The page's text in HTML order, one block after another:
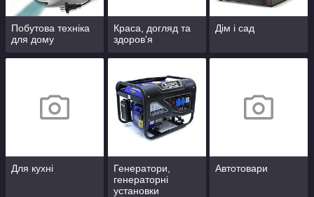
Побутова техніка
для дому
Краса, догляд та
здоров'я
Дім і сад
Для кухні
Генератори,
генераторні
установки
Автотовари